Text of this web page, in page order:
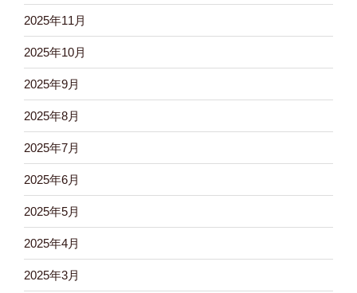
2025年11月
2025年10月
2025年9月
2025年8月
2025年7月
2025年6月
2025年5月
2025年4月
2025年3月